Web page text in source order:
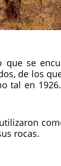
que se
de los
tal en
rocas.